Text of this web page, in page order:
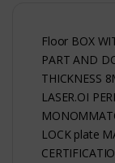
Floor BOX
PART AND
THICKNESS
LASER.OI
LOCK plate